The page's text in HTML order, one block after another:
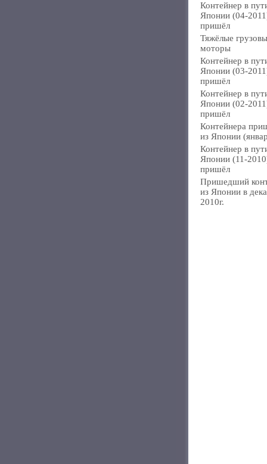
Контейнер в
Японии (04-
пришёл
Тяжёлые
моторы
Контейнер в
Японии (03-
пришёл
Контейнер в
Японии (02-
пришёл
Контейнера
из Японии
Контейнер в
Японии (11-
пришёл
Пришедший
из Японии в
2010г.